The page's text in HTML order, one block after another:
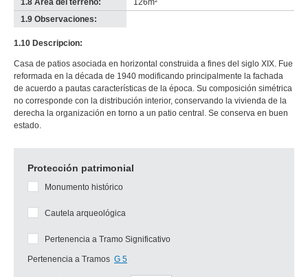
1.8 Área del terreno:
126m²
1.9 Observaciones:
1.10 Descripcion:
Casa de patios asociada en horizontal construida a fines del siglo XIX. Fue
reformada en la década de 1940 modificando principalmente la fachada
de acuerdo a pautas características de la época. Su composición simétrica
no corresponde con la distribución interior, conservando la vivienda de la
derecha la organización en torno a un patio central. Se conserva en buen
estado.
Protección patrimonial
Monumento histórico
Cautela arqueológica
Pertenencia a Tramo Significativo
Pertenencia a Tramos G 5